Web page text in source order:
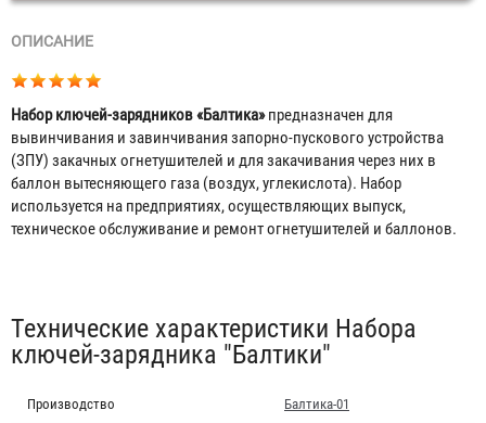
ОПИСАНИЕ
Набор ключей-зарядников «Балтика»предназначен для
вывинчивания и завинчивания запорно-пускового устройства
(ЗПУ) закачных огнетушителей и для закачивания через них в
баллон вытесняющего газа (воздух, углекислота). Набор
используется на предприятиях, осуществляющих выпуск,
техническое обслуживание и ремонт огнетушителей и баллонов.
Табы
Технические характеристики Набора
ключей-зарядника "Балтики"
Производство Балтика-01